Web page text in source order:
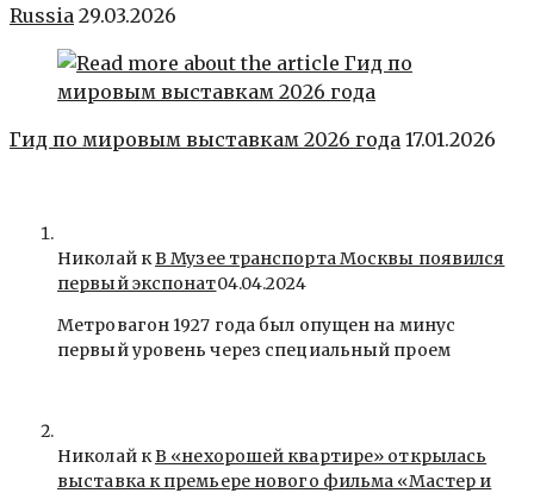
Russia 29.03.2026
Гид по мировым выставкам 2026 года 17.01.2026
Николай кВ Музее транспорта Москвы появился
первый экспонат04.04.2024
Метровагон 1927 года был опущен на минус
первый уровень через специальный проем
Николай кВ «нехорошей квартире» открылась
выставка к премьере нового фильма «Мастер и